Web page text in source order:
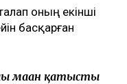
оның екінші
басқарған
маған қатысты